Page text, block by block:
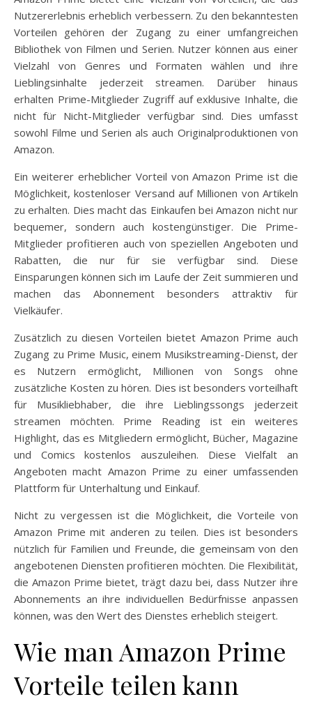
Nutzererlebnis erheblich verbessern. Zu den bekanntesten
Vorteilen gehören der Zugang zu einer umfangreichen
Bibliothek von Filmen und Serien. Nutzer können aus einer
Vielzahl von Genres und Formaten wählen und ihre
Lieblingsinhalte jederzeit streamen. Darüber hinaus
erhalten Prime-Mitglieder Zugriff auf exklusive Inhalte, die
nicht für Nicht-Mitglieder verfügbar sind. Dies umfasst
sowohl Filme und Serien als auch Originalproduktionen von
Amazon.
Ein weiterer erheblicher Vorteil von Amazon Prime ist die
Möglichkeit, kostenloser Versand auf Millionen von Artikeln
zu erhalten. Dies macht das Einkaufen bei Amazon nicht nur
bequemer, sondern auch kostengünstiger. Die Prime-
Mitglieder profitieren auch von speziellen Angeboten und
Rabatten, die nur für sie verfügbar sind. Diese
Einsparungen können sich im Laufe der Zeit summieren und
machen das Abonnement besonders attraktiv für
Vielkäufer.
Zusätzlich zu diesen Vorteilen bietet Amazon Prime auch
Zugang zu Prime Music, einem Musikstreaming-Dienst, der
es Nutzern ermöglicht, Millionen von Songs ohne
zusätzliche Kosten zu hören. Dies ist besonders vorteilhaft
für Musikliebhaber, die ihre Lieblingssongs jederzeit
streamen möchten. Prime Reading ist ein weiteres
Highlight, das es Mitgliedern ermöglicht, Bücher, Magazine
und Comics kostenlos auszuleihen. Diese Vielfalt an
Angeboten macht Amazon Prime zu einer umfassenden
Plattform für Unterhaltung und Einkauf.
Nicht zu vergessen ist die Möglichkeit, die Vorteile von
Amazon Prime mit anderen zu teilen. Dies ist besonders
nützlich für Familien und Freunde, die gemeinsam von den
angebotenen Diensten profitieren möchten. Die Flexibilität,
die Amazon Prime bietet, trägt dazu bei, dass Nutzer ihre
Abonnements an ihre individuellen Bedürfnisse anpassen
können, was den Wert des Dienstes erheblich steigert.
Wie man Amazon Prime
Vorteile teilen kann